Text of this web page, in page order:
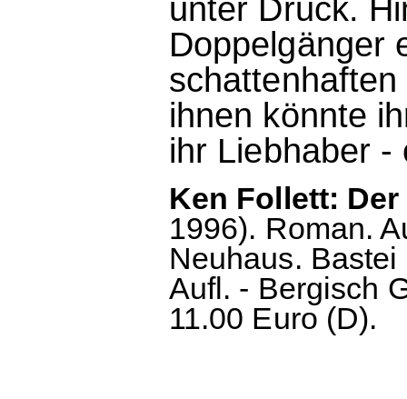
unter Druck.
Doppelgänger
ihnen könnte
ihr Liebhaber -
Ken Follett:
1996). Roman.
Neuhaus.
Aufl. - Bergisch
11.00 Euro (D).